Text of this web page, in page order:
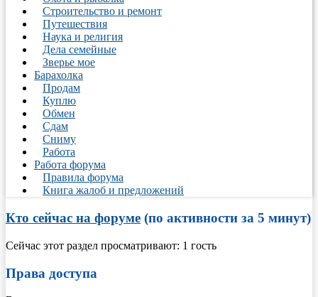
Строительство и ремонт
Путешествия
Наука и религия
Дела семейные
Зверье мое
Барахолка
Продам
Куплю
Обмен
Сдам
Сниму
Работа
Работа форума
Правила форума
Книга жалоб и предложений
Кто сейчас на форуме (по активности за 5 минут)
Сейчас этот раздел просматривают: 1 гость
Права доступа